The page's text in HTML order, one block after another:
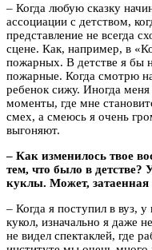
– Когда любую сказку
ассоциации с детством,
представление не всегда
сцене. Как, например, в
пожарных. В детстве я бы
пожарные. Когда смотрю
ребенок сижу. Иногда
моменты, где мне
смех, а смеюсь я очень
выгоняют.
– Как изменилось твое
тем, что было в детстве?
куклы. Может, затаенная
– Когда я поступил в вуз,
кукол, изначально я даже
не видел спектаклей, где